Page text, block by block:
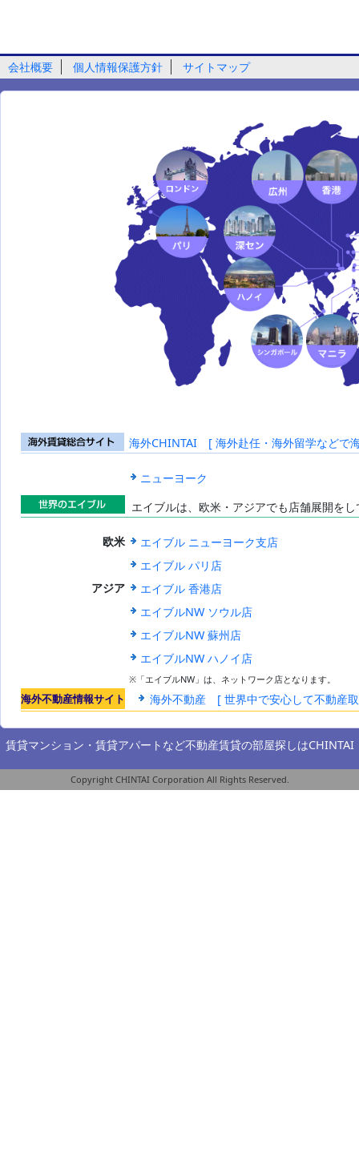
会社概要 個人情報保護方針 サイトマップ
海外賃貸総合
海外CHINTAI [ 海外赴任・海外留学などで
ニューヨーク
エイブルは、欧米・アジアでも店舗展開を
欧米
エイブル ニューヨーク支店
エイブル パリ店
アジア
エイブル 香港店
エイブルNW ソウル店
エイブルNW 蘇州店
エイブルNW ハノイ店
※「エイブルNW」は、ネットワーク店となります。
海外不動産情報サイト 海外不動産 [ 世界中で安心して不動産
賃貸マンション・賃貸アパートなど不動産賃貸の部屋探しはCHINTAI
Copyright CHINTAI Corporation All Rights Reserved.